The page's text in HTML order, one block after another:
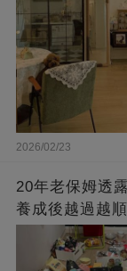
2026/02/23
20年老保姆透
養成後越過越順